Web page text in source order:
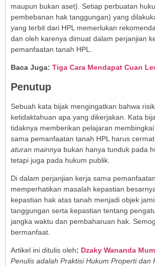
maupun bukan aset). Setiap perbuatan
pembebanan hak tanggungan) yang
yang terbit dari HPL memerlukan
dan oleh karenya dimuat dalam perjanjian
pemanfaatan tanah HPL.
Baca Juga: Tiga Cara Mendapat Cuan
Penutup
Sebuah kata bijak mengingatkan bahwa
ketidaktahuan apa yang dikerjakan. Kata
tidaknya memberikan pelajaran
sama pemanfaatan tanah HPL harus
aturan mainnya bukan hanya tunduk pada
tetapi juga pada hukum publik.
Di dalam perjanjian kerja sama
memperhatikan masalah kepastian
kepastian hak atas tanah menjadi objek
tanggungan serta kepastian tentang
jangka waktu dan pembaharuan hak.
bermanfaat.
Artikel ini ditulis oleh: Dzaky Wananda
Penulis adalah Praktisi Hukum Properti dan